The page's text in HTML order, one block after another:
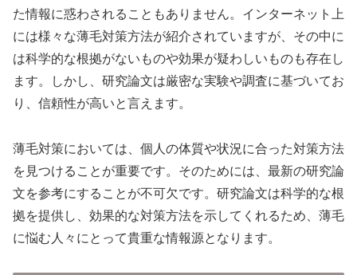
た情報に惑わされることもありません。インターネット上
には様々な薄毛対策方法が紹介されていますが、その中に
は科学的な根拠がないものや効果が疑わしいものも存在し
ます。しかし、研究論文は厳密な実験や調査に基づいてお
り、信頼性が高いと言えます。
薄毛対策においては、個人の体質や状況に合った対策方法
を見つけることが重要です。そのためには、最新の研究論
文を参考にすることが不可欠です。研究論文は科学的な根
拠を提供し、効果的な対策方法を示してくれるため、薄毛
に悩む人々にとって貴重な情報源となります。